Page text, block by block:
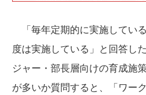
「毎年定期的に実施してい
度は実施している」と回答し
ジャー・部長層向けの育成施
が多いか質問すると、「ワー